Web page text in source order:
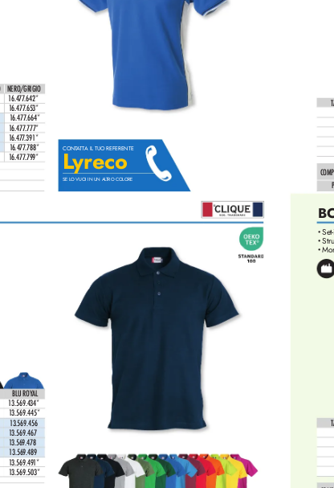
NERO/GRIGIO
16.477.642*
16.477.653*
16.477.664*
16.477.777*
16.477.391*
16.477.788*
16.477.799*
SE LO VUOI IN UN ALTRO COLORE
CONTATTA IL TUO REFERENTE
Lyreco
BLU ROYAL
13.569.434*
13.569.445*
13.569.456
13.569.467
13.569.478
13.569.489
13.569.491*
13.569.503*
•
•
•